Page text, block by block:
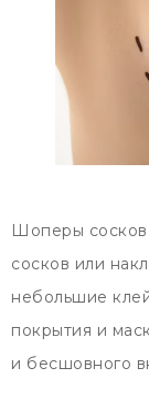
Шоперы
сосков или
небольшие
покрытия и
и бесшовного